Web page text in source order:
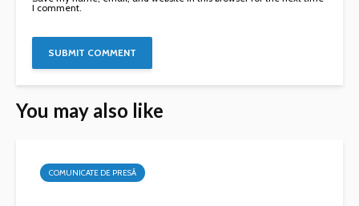
I comment.
You may also like
COMUNICATE DE PRESĂ